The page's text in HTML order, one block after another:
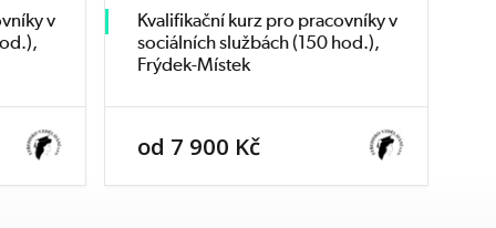
v
Kvalifikační kurz pro pracovníky v
sociálních službách (150 hod.),
Frýdek-Místek
od 7 900 Kč